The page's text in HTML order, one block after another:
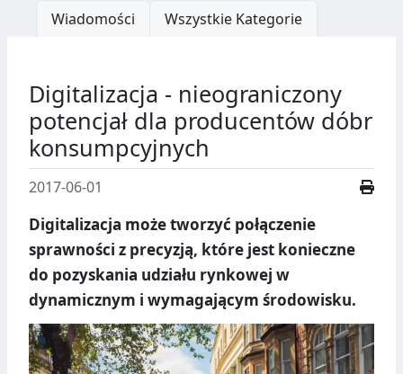
Wiadomości Wszystkie Kategorie
Digitalizacja - nieograniczony
potencjał dla producentów dóbr
konsumpcyjnych
2017-06-01
Digitalizacja może tworzyć połączenie
sprawności z precyzją, które jest konieczne
do pozyskania udziału rynkowej w
dynamicznym i wymagającym środowisku.